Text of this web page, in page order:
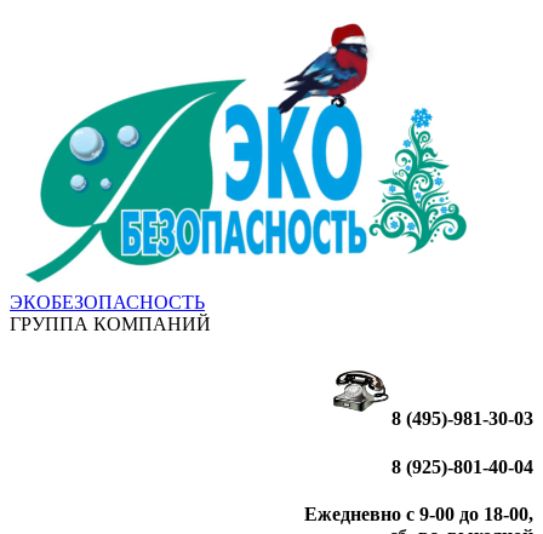
ЭКОБЕЗОПАСНОСТЬ
ГРУППА КОМПАНИЙ
8 (495)-981-30-03
8 (925)-801-40-04
Ежедневно с 9-00 до 18-00,